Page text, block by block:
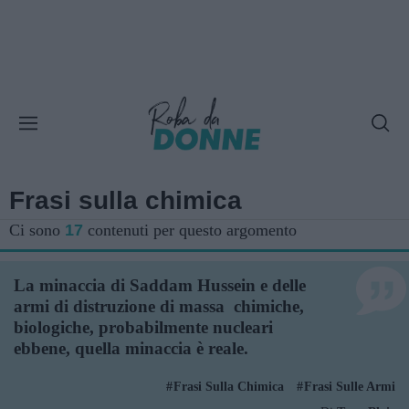
Frasi sulla chimica
Ci sono 17 contenuti per questo argomento
La minaccia di Saddam Hussein e delle
armi di distruzione di massa  chimiche,
biologiche, probabilmente nucleari 
ebbene, quella minaccia è reale.
Frasi Sulla Chimica
Frasi Sulle Armi